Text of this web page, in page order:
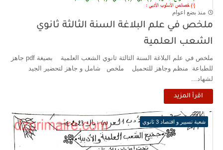
منذ بضع اعوام
ملخص في علم البلاغة السنة الثالثة ثانوي
الشعب العلمية
ملخص في علم البلاغة السنة الثالثة ثانوي الشعب العلمية بصيغة pdf جاهز
للطباعة منظم وجاهز للتحميل ملخص شامل و جاهز لتحضير الجيد
لشهاد...
اقرأ المزيد
شعبة تسيير و اقتصاد 3 ثانوي